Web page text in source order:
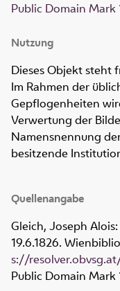
Public Domain Mark
Nutzung
Dieses Objekt steht
Im Rahmen der
Gepflogenheiten
Verwertung der
Namensnennung
besitzende
Quellenangabe
Gleich, Joseph
19.6.1826.
s://
Public Domain Mark